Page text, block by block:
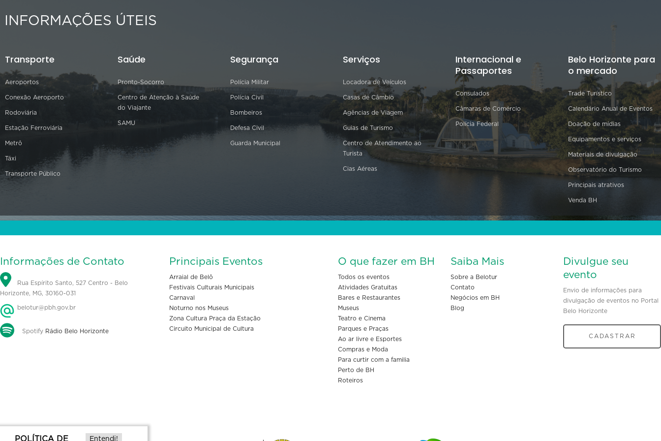
INFORMAÇÕES ÚTEIS
Transporte
Aeroportos
Conexão Aeroporto
Rodoviária
Estação Ferroviária
Metrô
Táxi
Transporte Público
Saúde
Pronto-Socorro
Centro de Atenção à Saúde
do Viajante
SAMU
Segurança
Polícia Militar
Polícia Civil
Bombeiros
Defesa Civil
Guarda Municipal
Serviços
Locadora de Veículos
Casas de Câmbio
Agências de Viagem
Guias de Turismo
Centro de Atendimento ao
Turista
Cias Aéreas
Internacional e
Passaportes
Consulados
Câmaras de Comércio
Polícia Federal
Belo Horizonte para
o mercado
Trade Turístico
Calendário Anual de Eventos
Doação de mídias
Equipamentos e serviços
Materiais de divulgação
Observatório do Turismo
Principais atrativos
Venda BH
Informações de Contato
Rua Espírito Santo, 527 Centro - Belo
Horizonte, MG, 30160-031
belotur@pbh.gov.br
Spotify Rádio Belo Horizonte
Principais Eventos
Arraial de Belô
Festivais Culturais Municipais
Carnaval
Noturno nos Museus
Zona Cultura Praça da Estação
Circuito Municipal de Cultura
O que fazer em BH
Todos os eventos
Atividades Gratuitas
Bares e Restaurantes
Museus
Teatro e Cinema
Parques e Praças
Ao ar livre e Esportes
Compras e Moda
Para curtir com a familia
Perto de BH
Roteiros
Saiba Mais
Sobre a Belotur
Contato
Negócios em BH
Blog
Divulgue seu
evento
Envio de informações para
divulgação de eventos no Portal
Belo Horizonte
CADASTRAR
POLÍTICA DE Entendi!